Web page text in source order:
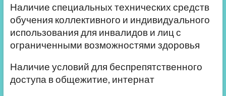
Наличие специальных технических средств
обучения коллективного и индивидуального
использования для инвалидов и лиц с
ограниченными возможностями здоровья
Наличие условий для беспрепятственного
доступа в общежитие, интернат